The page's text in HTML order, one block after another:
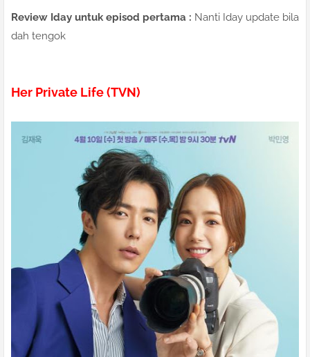
Review Iday untuk episod pertama : Nanti Iday update bila
dah tengok
Her Private Life (TVN)